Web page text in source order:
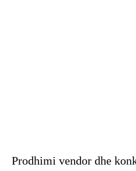
Prodhimi vendor dhe